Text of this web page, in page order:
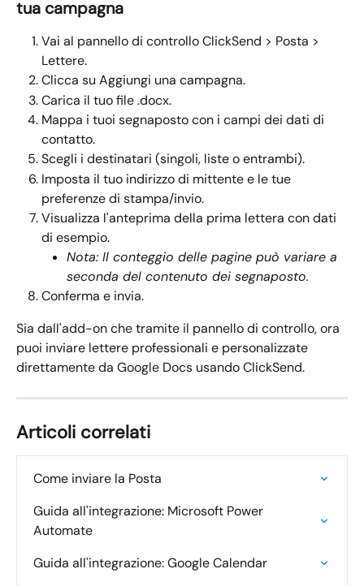
tua campagna
Vai al pannello di controllo ClickSend > Posta >
Lettere.
Clicca su Aggiungi una campagna.
Carica il tuo file .docx.
Mappa i tuoi segnaposto con i campi dei dati di
contatto.
Scegli i destinatari (singoli, liste o entrambi).
Imposta il tuo indirizzo di mittente e le tue
preferenze di stampa/invio.
Visualizza l'anteprima della prima lettera con dati
di esempio.
Nota: Il conteggio delle pagine può variare a
seconda del contenuto dei segnaposto.
Conferma e invia.
Sia dall'add-on che tramite il pannello di controllo, ora
puoi inviare lettere professionali e personalizzate
direttamente da Google Docs usando ClickSend.
Articoli correlati
Come inviare la Posta
Guida all'integrazione: Microsoft Power
Automate
Guida all'integrazione: Google Calendar